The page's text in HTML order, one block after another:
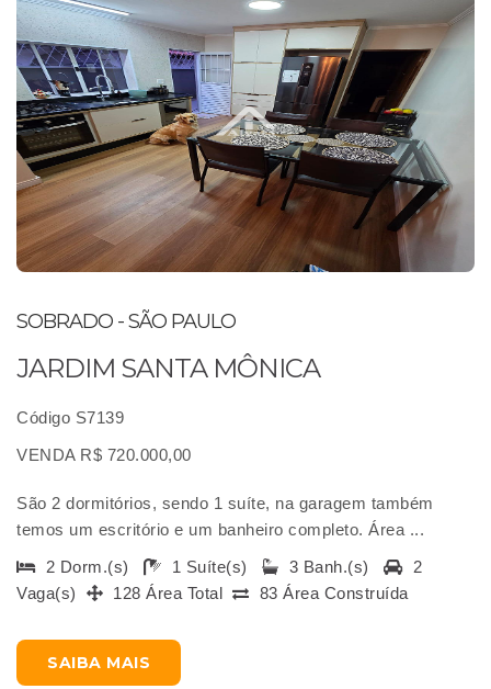
SOBRADO - SÃO PAULO
JARDIM SANTA MÔNICA
Código S7139
VENDA R$ 720.000,00
São 2 dormitórios, sendo 1 suíte, na garagem também
temos um escritório e um banheiro completo. Área ...
2 Dorm.(s)
1 Suíte(s) 3 Banh.(s)
2
Vaga(s)
128 Área Total 83 Área Construída
SAIBA MAIS